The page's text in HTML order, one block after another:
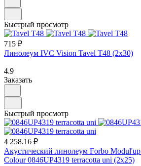
Быстрый просмотр
715 ₽
Линолеум IVC Vision Tavel T48 (2х30)
4.9
Заказать
Быстрый просмотр
4 258.16 ₽
Акустический линолеум Forbo
Colour 0846UP4319 terracotta uni (2х25)